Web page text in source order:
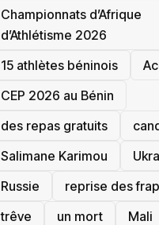
‎Championnats d’Afrique
d’Athlétisme 2026
15 athlètes béninois
‎CEP 2026 au Bénin
des repas gratuits
Salimane Karimou
Russie
reprise des
trêve
un mort
Mali